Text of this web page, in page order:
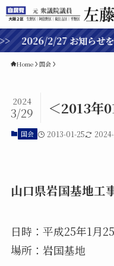
2/27 お知らせを更新
Home 国会
＜2013年
2024
3/29
国会 2013-01-25
山口県岩国基地工
日時：平成25年1月
場所：岩国基地